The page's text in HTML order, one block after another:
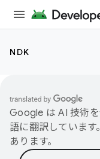
NDK
Google は AI 技術
語に翻訳していま
あります。